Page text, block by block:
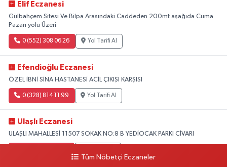
Elif Eczanesi
Gülbahçem Sitesi Ve Bilpa Arasındaki Caddeden 200mt aşağıda Cuma
Pazarı yolu Üzeri
0 (552) 308 06 26 Yol Tarifi Al
Efendioğlu Eczanesi
ÖZEL İBNİ SİNA HASTANESİ ACİL ÇIKIŞI KARŞISI
0 (328) 814 11 99 Yol Tarifi Al
Ulaşlı Eczanesi
ULAŞLI MAHALLESİ 11507 SOKAK NO:8 B YEDİOCAK PARKI CİVARI
Tüm Nöbetçi Eczaneler